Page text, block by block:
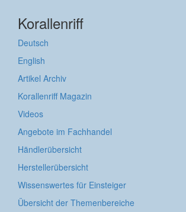
Korallenriff
Deutsch
English
Artikel Archiv
Korallenriff Magazin
Videos
Angebote im Fachhandel
Händlerübersicht
Herstellerübersicht
Wissenswertes für Einsteiger
Übersicht der Themenbereiche